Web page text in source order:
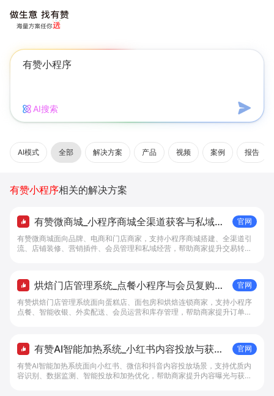
AI搜索
AI模式 全部 解决方案 产品 视频 案例 报告
有赞小程序相关的解决方案
有赞微商城_小程序商城全渠道获客与私域复
购工具 - 做生意, 找有赞
官网
有赞微商城面向品牌、电商和门店商家，支持小程序商城搭建、全渠道引
流、店铺装修、营销插件、会员管理和私域经营，帮助商家提升交易转化
烘焙门店管理系统_点餐小程序与会员复购工
具 - 做生意, 找有赞
官网
有赞烘焙门店管理系统面向蛋糕店、面包房和烘焙连锁商家，支持小程序
点餐、智能收银、外卖配送、会员运营和库存管理，帮助商家提升订单转
有赞AI智能加热系统_小红书内容投放与获客
提效解决方案 - 做生意, 找有赞
官网
有赞AI智能加热系统面向小红书、微信和抖音内容投放场景，支持优质内
容识别、数据监测、智能投放和加热优化，帮助商家提升内容曝光与获客